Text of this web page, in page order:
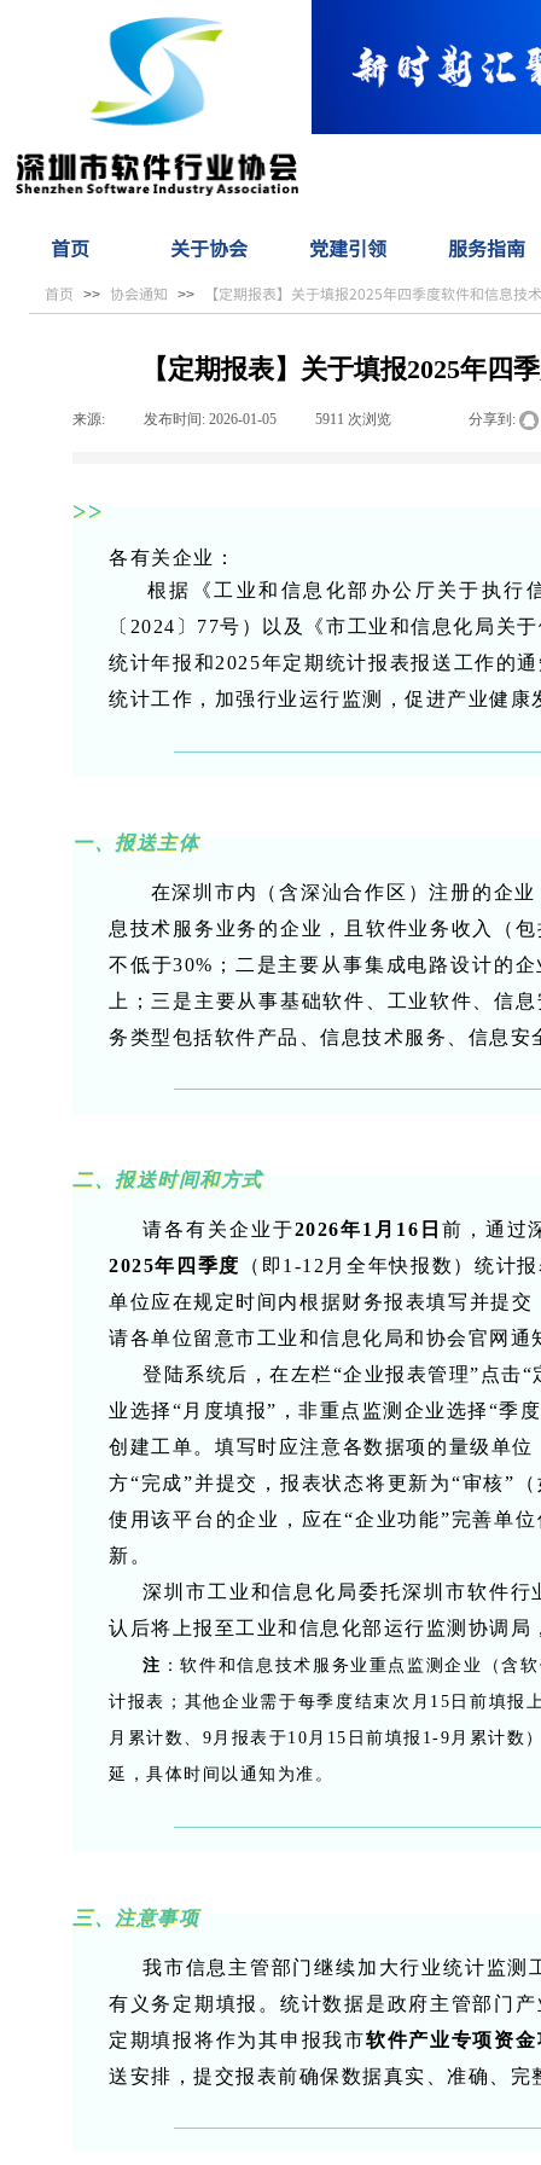
首页 关于协会 党建引领 服务指南
首页 >> 协会通知 >> 【定期报表】关于填报2025年四季度软件和信息技
【定期报表】关于填报2025年四
来源: 发布时间: 2026-01-05 5911 次浏览 分享到:
>>
各有关企业：
根据《工业和信息化部办公厅关于执行
〔2024〕77号）以及《市工业和信息化局关
统计年报和2025年定期统计报表报送工作的
统计工作，加强行业运行监测，促进产业健
一、报送主体
在深圳市内（含深汕合作区）注册的企业
息技术服务业务的企业，且软件业务收入（
不低于30%；二是主要从事集成电路设计的
上；三是主要从事基础软件、工业软件、信
务类型包括软件产品、信息技术服务、信息
二、报送时间和方式
请各有关企业于2026年1月16日 前，通过
2025年四季度
（即1-12月全年快报数）统计
单位应在规定时间内根据财务报表填写并提
请各单位留意市工业和信息化局和协会官网通
登陆系统后，在左栏“企业报表管理”点击
业选择“月度填报”，非重点监测企业选择“季
创建工单。填写时应注意各数据项的量级单
方“完成”并提交，报表状态将更新为“审核”
使用该平台的企业，应在“企业功能”完善单
新。
深圳市工业和信息化局委托深圳市软件行
认后将上报至工业和信息化部运行监测协调
注 ：软件和信息技术服务业重点监测企业（含
计报表；其他企业需于每季度结束次月15日前填报
月累计数、9月报表于10月15日前填报1-9月累计数
延，具体时间以通知为准。
三、注意事项
我市信息主管部门继续加大行业统计监测
有义务定期填报。统计数据是政府主管部门
定期填报将作为其申报我市软件产业专项资金
送安排，提交报表前确保数据真实、准确、完